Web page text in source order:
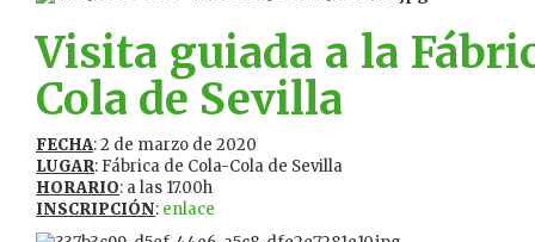
Visita guiada a la
Cola de Sevilla
FECHA: 2 de marzo de 2020
LUGAR: Fábrica de Cola-Cola de Sevilla
HORARIO: a las 17.00h
INSCRIPCIÓN: enlace